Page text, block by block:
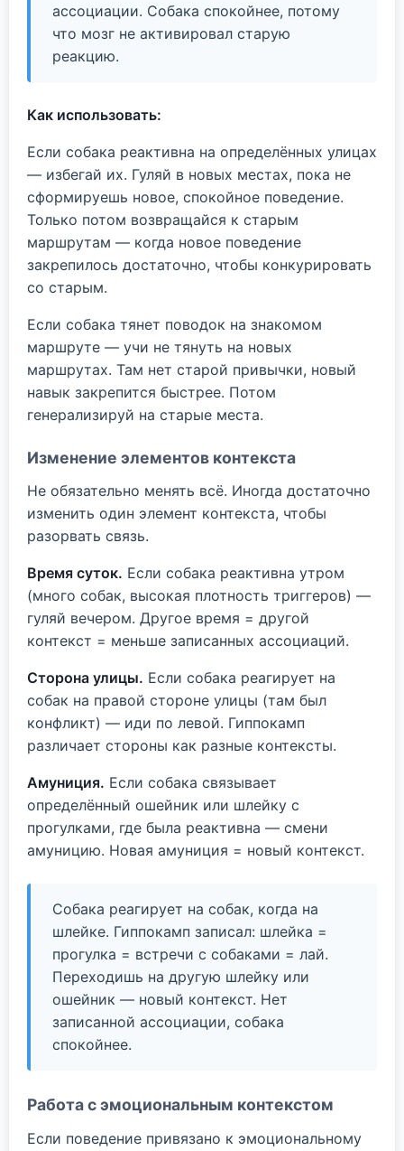
ассоциации. Собака спокойнее, потому
что мозг не активировал старую
реакцию.
Как использовать:
Если собака реактивна на определённых улицах
— избегай их. Гуляй в новых местах, пока не
сформируешь новое, спокойное поведение.
Только потом возвращайся к старым
маршрутам — когда новое поведение
закрепилось достаточно, чтобы конкурировать
со старым.
Если собака тянет поводок на знакомом
маршруте — учи не тянуть на новых
маршрутах. Там нет старой привычки, новый
навык закрепится быстрее. Потом
генерализируй на старые места.
Изменение элементов контекста
Не обязательно менять всё. Иногда достаточно
изменить один элемент контекста, чтобы
разорвать связь.
Время суток. Если собака реактивна утром
(много собак, высокая плотность триггеров) —
гуляй вечером. Другое время = другой
контекст = меньше записанных ассоциаций.
Сторона улицы. Если собака реагирует на
собак на правой стороне улицы (там был
конфликт) — иди по левой. Гиппокамп
различает стороны как разные контексты.
Амуниция. Если собака связывает
определённый ошейник или шлейку с
прогулками, где была реактивна — смени
амуницию. Новая амуниция = новый контекст.
Собака реагирует на собак, когда на
шлейке. Гиппокамп записал: шлейка =
прогулка = встречи с собаками = лай.
Переходишь на другую шлейку или
ошейник — новый контекст. Нет
записанной ассоциации, собака
спокойнее.
Работа с эмоциональным контекстом
Если поведение привязано к эмоциональному